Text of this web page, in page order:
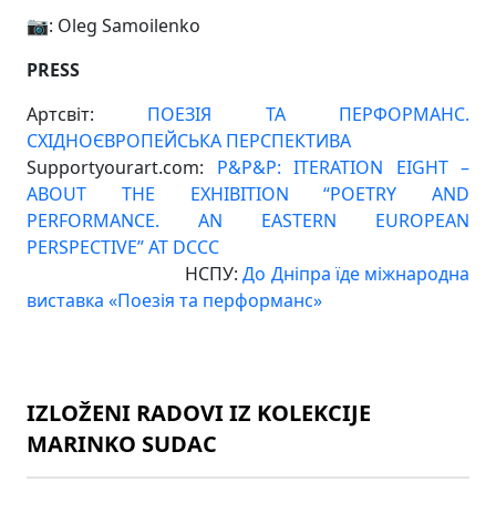
📷: Oleg Samoilenko
PRESS
Артсвіт: ПОЕЗІЯ ТА ПЕРФОРМАНС.
СХІДНОЄВРОПЕЙСЬКА ПЕРСПЕКТИВА
Supportyourart.com: P&P&P: ITERATION EIGHT –
ABOUT THE EXHIBITION “POETRY AND
PERFORMANCE. AN EASTERN EUROPEAN
PERSPECTIVE” AT DCCC
НСПУ:До Дніпра їде міжнародна
виставка «Поезія та перформанс»
IZLOŽENI RADOVI IZ KOLEKCIJE
MARINKO SUDAC